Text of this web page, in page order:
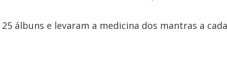
álbuns e levaram a medicina dos mantras a cada